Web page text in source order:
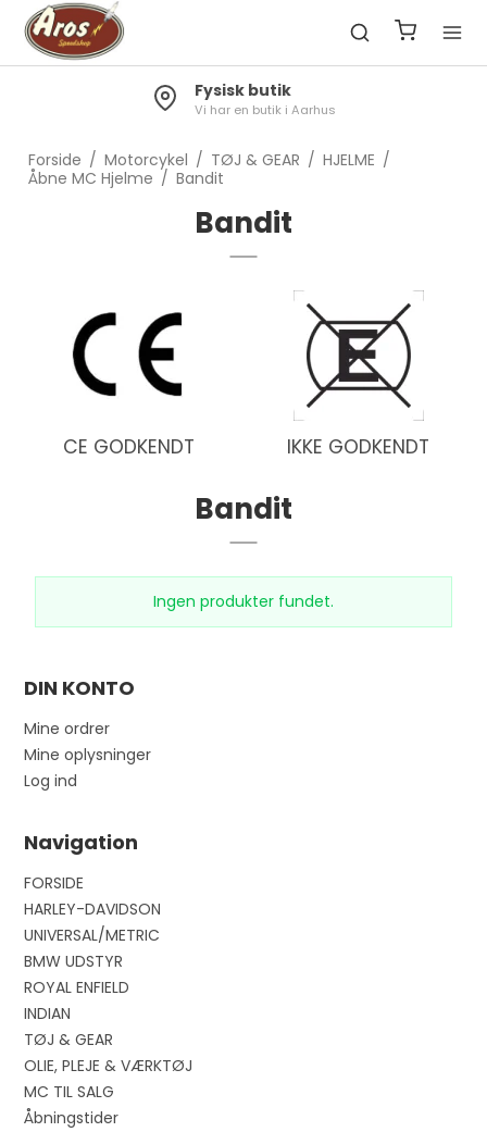
Fysisk butik
Vi har en butik i Aarhus
Forside / Motorcykel / TØJ & GEAR / HJELME /
Åbne MC Hjelme / Bandit
Bandit
CE GODKENDT IKKE GODKENDT
Bandit
Ingen produkter fundet.
DIN KONTO
Mine ordrer
Mine oplysninger
Log ind
Navigation
FORSIDE
HARLEY-DAVIDSON
UNIVERSAL/METRIC
BMW UDSTYR
ROYAL ENFIELD
INDIAN
TØJ & GEAR
OLIE, PLEJE & VÆRKTØJ
MC TIL SALG
Åbningstider